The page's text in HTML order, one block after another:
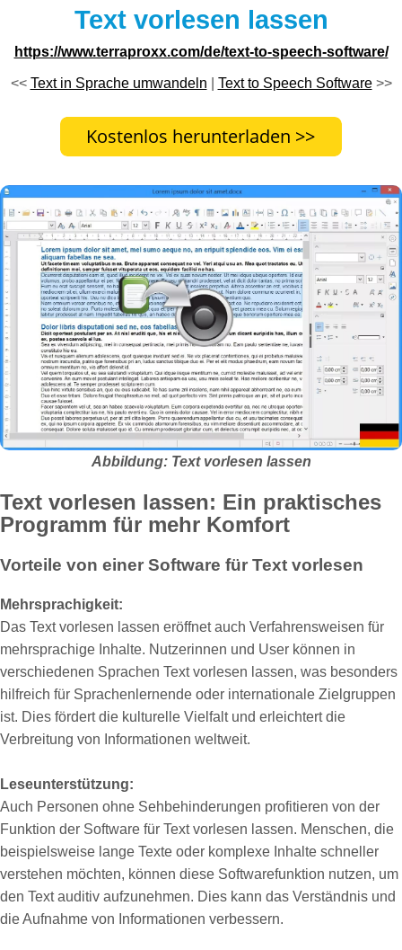
Text vorlesen lassen
https://www.terraproxx.com/de/text-to-speech-software/
<< Text in Sprache umwandeln Text to Speech Software>>
Abbildung: Text vorlesen lassen
Text vorlesen lassen: Ein praktisches
Programm für mehr Komfort
Vorteile von einer Software für Text vorlesen
Mehrsprachigkeit:
Das Text vorlesen lassen eröffnet auch Verfahrensweisen für
mehrsprachige Inhalte. Nutzerinnen und User können in
verschiedenen Sprachen Text vorlesen lassen, was besonders
hilfreich für Sprachenlernende oder internationale Zielgruppen
ist. Dies fördert die kulturelle Vielfalt und erleichtert die
Verbreitung von Informationen weltweit.
Leseunterstützung:
Auch Personen ohne Sehbehinderungen profitieren von der
Funktion der Software für Text vorlesen lassen. Menschen, die
beispielsweise lange Texte oder komplexe Inhalte schneller
verstehen möchten, können diese Softwarefunktion nutzen, um
den Text auditiv aufzunehmen. Dies kann das Verständnis und
die Aufnahme von Informationen verbessern.